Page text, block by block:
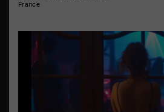
France